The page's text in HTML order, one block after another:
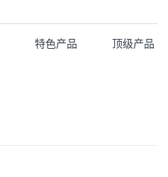
特色产品 顶级产品